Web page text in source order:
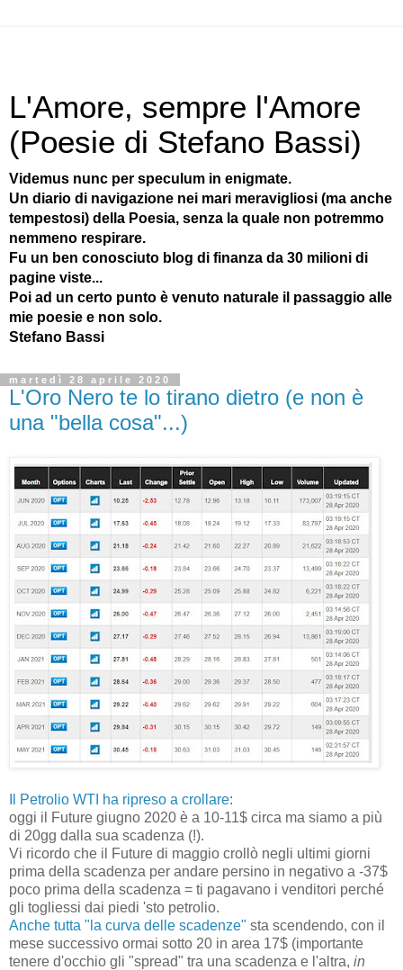
L'Amore, sempre l'Amore
(Poesie di Stefano Bassi)
Videmus nunc per speculum in enigmate.
Un diario di navigazione nei mari meravigliosi (ma anche
tempestosi) della Poesia, senza la quale non potremmo
nemmeno respirare.
Fu un ben conosciuto blog di finanza da 30 milioni di
pagine viste...
Poi ad un certo punto è venuto naturale il passaggio alle
mie poesie e non solo.
Stefano Bassi
martedì 28 aprile 2020
L'Oro Nero te lo tirano dietro (e non è
una "bella cosa"...)
Il Petrolio WTI ha ripreso a crollare:
oggi il Future giugno 2020 è a 10-11$ circa ma siamo a più
di 20gg dalla sua scadenza (!).
Vi ricordo che il Future di maggio crollò negli ultimi giorni
prima della scadenza per andare persino in negativo a -37$
poco prima della scadenza = ti pagavano i venditori perché
gli togliessi dai piedi 'sto petrolio.
Anche tutta "la curva delle scadenze" sta scendendo, con il
mese successivo ormai sotto 20 in area 17$ (importante
tenere d'occhio gli "spread" tra una scadenza e l'altra, in